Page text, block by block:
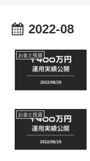
2022-08
お金と投資
お金と投資